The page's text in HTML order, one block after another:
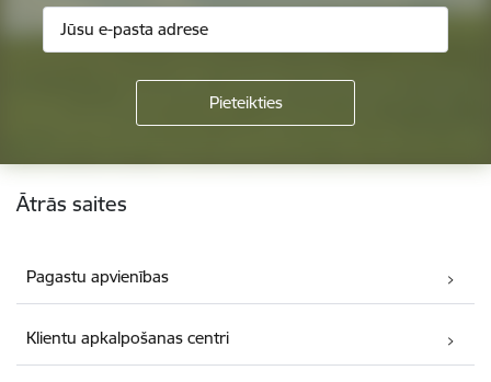
Kājene
Ātrās saites
Pagastu apvienības
Klientu apkalpošanas centri